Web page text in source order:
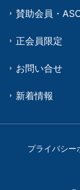
賛助会員・
正会員限定
お問い合せ
新着情報
プライバシー